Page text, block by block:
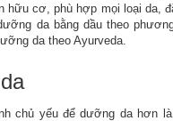
hữu cơ, phù hợp mọi loại da,
da bằng dầu theo
da theo Ayurveda.
chủ yếu để dưỡng da hơn